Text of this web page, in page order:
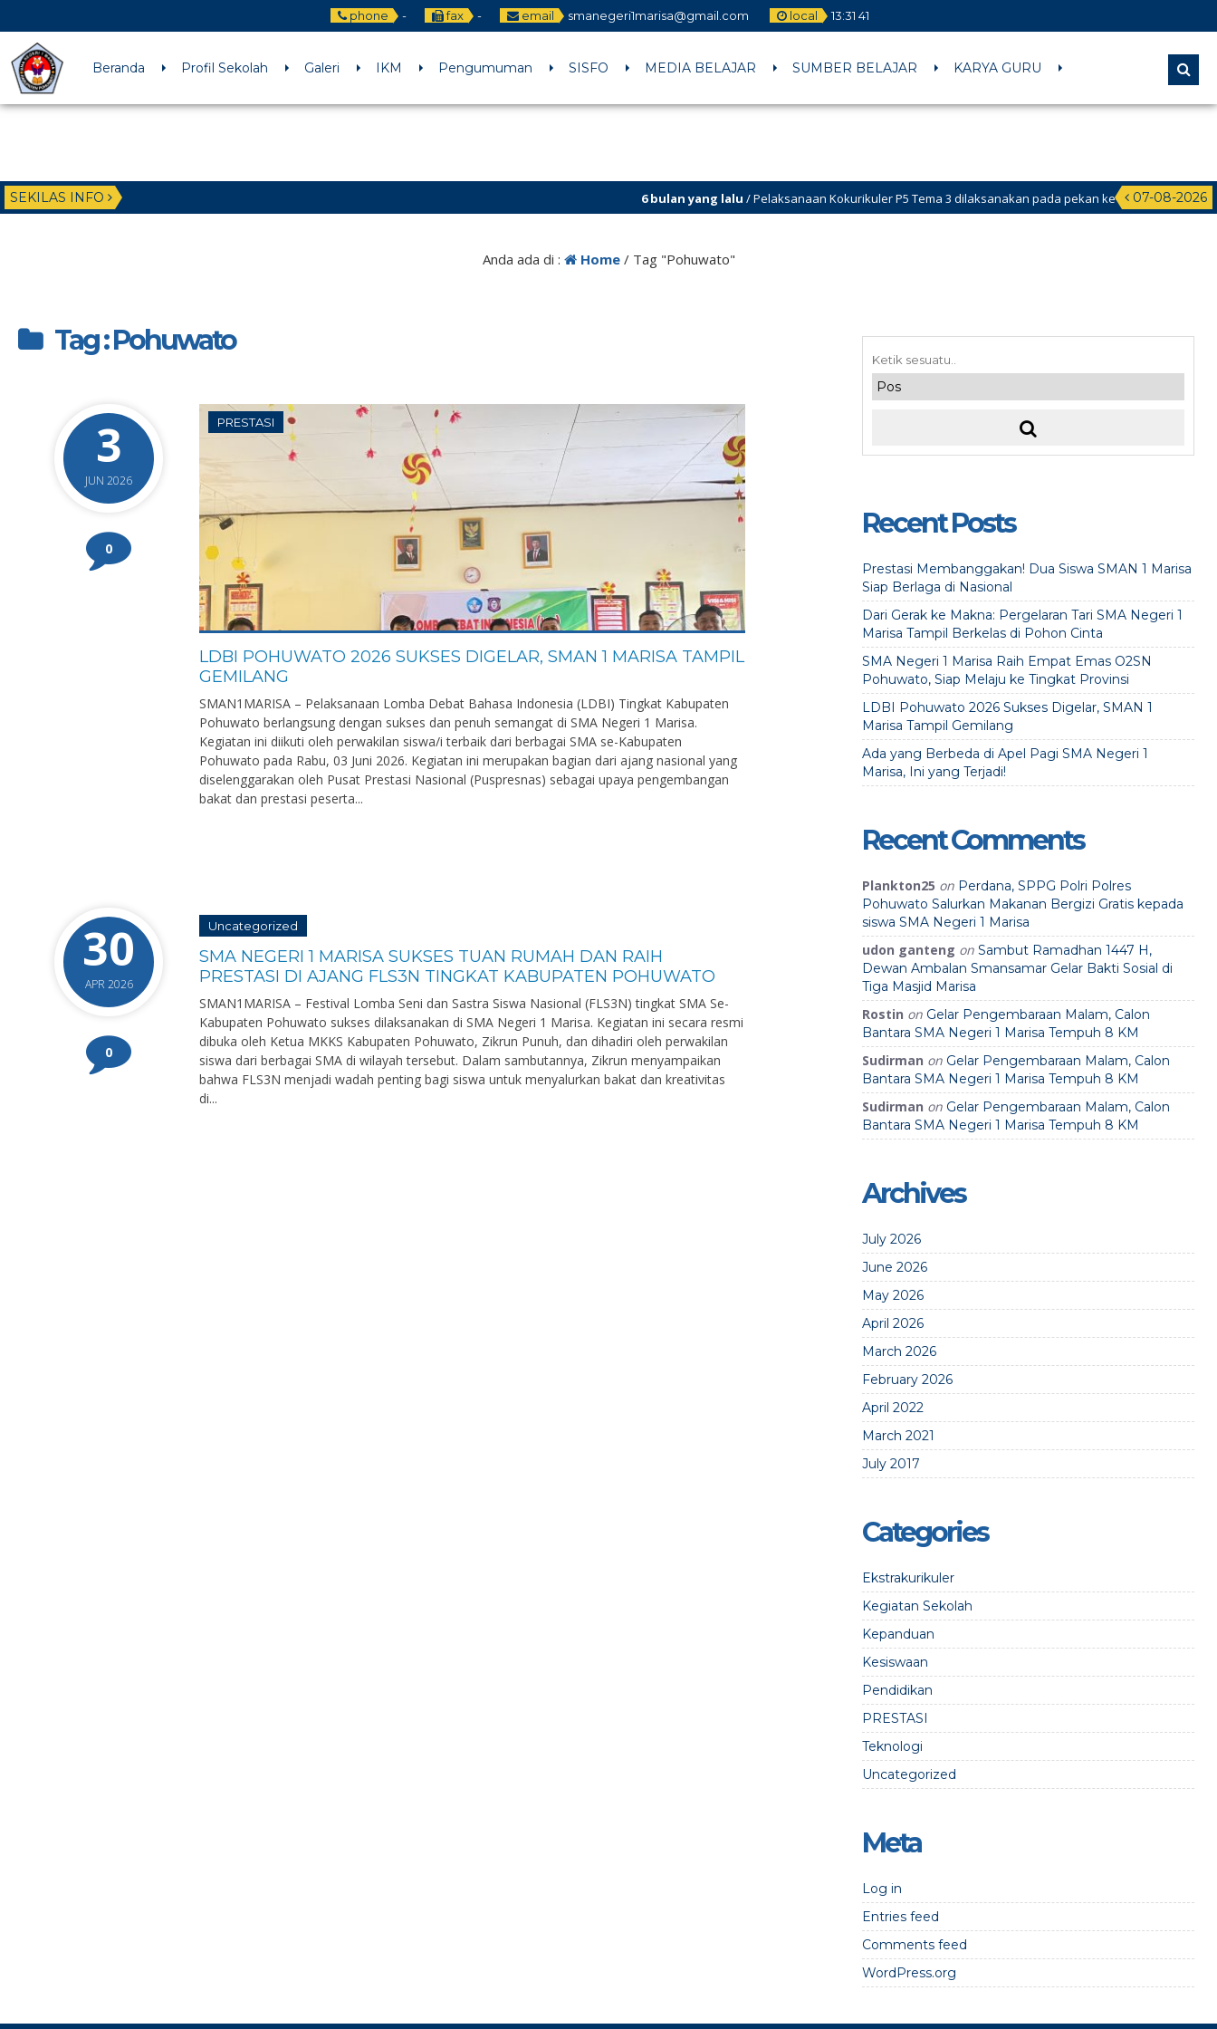
phone - fax - email smanegeri1marisa@gmail.com local 13:31 42
Beranda Profil Sekolah Galeri IKM Pengumuman SISFO MEDIA BELAJAR SUMBER BELAJAR KARYA GURU
SEKILAS INFO 07-08-2026
6 bulan yang lalu/ Pelaksanaan Kokurikuler P5 Tema 3 dilaksanakan pada pekan ke-2 Februari 2026 s.d ke-1
Anda ada di : Home/ Tag "Pohuwato"
Tag : Pohuwato
3
JUN 2026
0
PRESTASI
LDBI POHUWATO 2026 SUKSES DIGELAR, SMAN 1 MARISA TAMPIL
GEMILANG
SMAN1MARISA – Pelaksanaan Lomba Debat Bahasa Indonesia (LDBI) Tingkat Kabupaten
Pohuwato berlangsung dengan sukses dan penuh semangat di SMA Negeri 1 Marisa.
Kegiatan ini diikuti oleh perwakilan siswa/i terbaik dari berbagai SMA se-Kabupaten
Pohuwato pada Rabu, 03 Juni 2026. Kegiatan ini merupakan bagian dari ajang nasional yang
diselenggarakan oleh Pusat Prestasi Nasional (Puspresnas) sebagai upaya pengembangan
bakat dan prestasi peserta...
30
APR 2026
0
Uncategorized
SMA NEGERI 1 MARISA SUKSES TUAN RUMAH DAN RAIH
PRESTASI DI AJANG FLS3N TINGKAT KABUPATEN POHUWATO
SMAN1MARISA – Festival Lomba Seni dan Sastra Siswa Nasional (FLS3N) tingkat SMA Se-
Kabupaten Pohuwato sukses dilaksanakan di SMA Negeri 1 Marisa. Kegiatan ini secara resmi
dibuka oleh Ketua MKKS Kabupaten Pohuwato, Zikrun Punuh, dan dihadiri oleh perwakilan
siswa dari berbagai SMA di wilayah tersebut. Dalam sambutannya, Zikrun menyampaikan
bahwa FLS3N menjadi wadah penting bagi siswa untuk menyalurkan bakat dan kreativitas
di...
Recent Posts
Prestasi Membanggakan! Dua Siswa SMAN 1 Marisa
Siap Berlaga di Nasional
Dari Gerak ke Makna: Pergelaran Tari SMA Negeri 1
Marisa Tampil Berkelas di Pohon Cinta
SMA Negeri 1 Marisa Raih Empat Emas O2SN
Pohuwato, Siap Melaju ke Tingkat Provinsi
LDBI Pohuwato 2026 Sukses Digelar, SMAN 1
Marisa Tampil Gemilang
Ada yang Berbeda di Apel Pagi SMA Negeri 1
Marisa, Ini yang Terjadi!
Recent Comments
Plankton25 on Perdana, SPPG Polri Polres
Pohuwato Salurkan Makanan Bergizi Gratis kepada
siswa SMA Negeri 1 Marisa
udon ganteng on Sambut Ramadhan 1447 H,
Dewan Ambalan Smansamar Gelar Bakti Sosial di
Tiga Masjid Marisa
Rostin on Gelar Pengembaraan Malam, Calon
Bantara SMA Negeri 1 Marisa Tempuh 8 KM
Sudirman on Gelar Pengembaraan Malam, Calon
Bantara SMA Negeri 1 Marisa Tempuh 8 KM
Sudirman on Gelar Pengembaraan Malam, Calon
Bantara SMA Negeri 1 Marisa Tempuh 8 KM
Archives
July 2026
June 2026
May 2026
April 2026
March 2026
February 2026
April 2022
March 2021
July 2017
Categories
Ekstrakurikuler
Kegiatan Sekolah
Kepanduan
Kesiswaan
Pendidikan
PRESTASI
Teknologi
Uncategorized
Meta
Log in
Entries feed
Comments feed
WordPress.org